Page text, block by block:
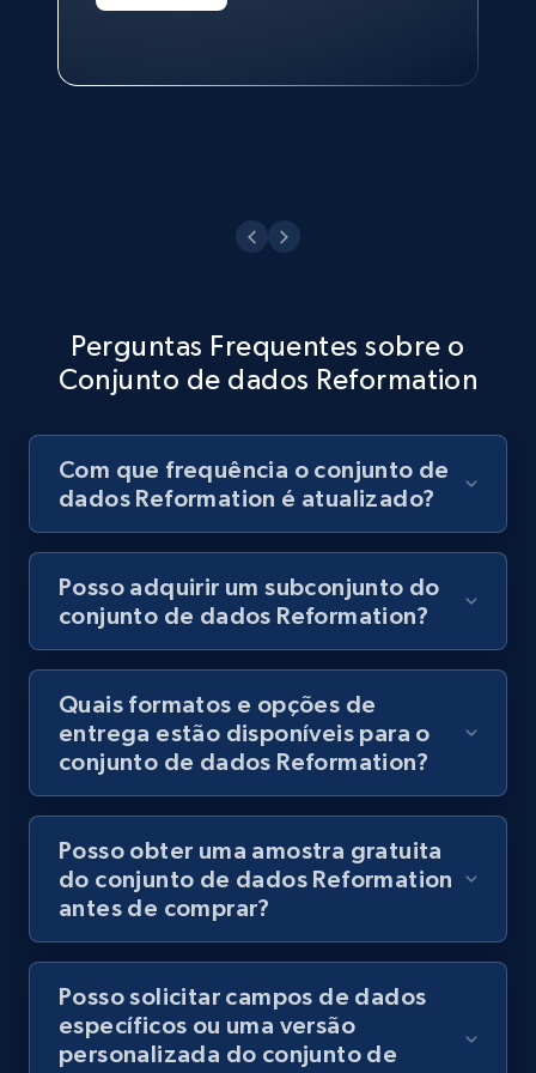
Perguntas Frequentes sobre o
Conjunto de dados Reformation
Com que frequência o conjunto de
dados Reformation é atualizado?
Posso adquirir um subconjunto do
conjunto de dados Reformation?
Quais formatos e opções de
entrega estão disponíveis para o
conjunto de dados Reformation?
Posso obter uma amostra gratuita
do conjunto de dados Reformation
antes de comprar?
Posso solicitar campos de dados
específicos ou uma versão
personalizada do conjunto de